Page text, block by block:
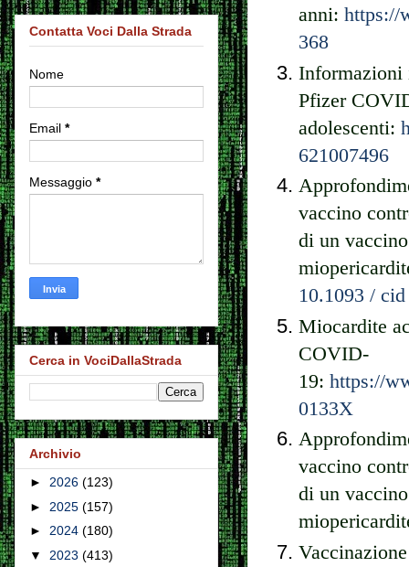
anni: https://
368
Informazioni
Pfizer
adolescenti:
621007496
vaccino
di un
10.1093 /
Miocardite
COVID-
19: https://
0133X
vaccino
di un
Contatta Voci Dalla Strada
Nome
Email *
Messaggio *
Cerca in VociDallaStrada
Archivio
► 2026 (123)
► 2025 (157)
► 2024 (180)
▼ 2023 (413)